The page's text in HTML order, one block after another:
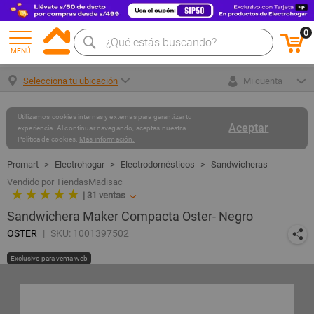
MENÚ
0
Selecciona tu ubicación Mi cuenta
Aceptar
Utilizamos cookies internas y externas para garantizar tu
experiencia. Al continuar navegando, aceptas nuestra
Política de cookies. Más información.
Electrohogar Electrodomésticos
Sandwicheras
Vendido por TiendasMadisac
★ ★ ★ ★ ★ | 31 ventas
Sandwichera Maker Compacta Oster- Negro
OSTER SKU: 1001397502
Exclusivo para venta web